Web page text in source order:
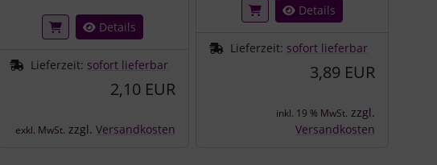
Details
Lieferzeit: sofort lieferbar
2,10 EUR
exkl. MwSt. zzgl. Versandkosten
Details
Lieferzeit: sofort lieferbar
3,89 EUR
inkl. 19 % MwSt. zzgl.
Versandkosten